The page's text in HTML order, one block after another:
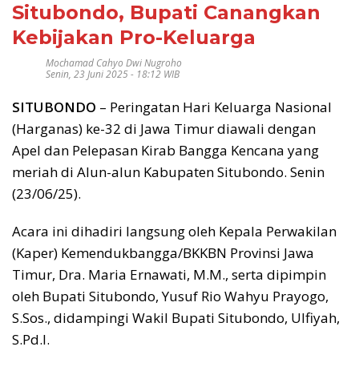
Situbondo, Bupati Canangkan
Kebijakan Pro-Keluarga
Mochamad Cahyo Dwi Nugroho
Senin, 23 Juni 2025 - 18:12 WIB
SITUBONDO – Peringatan Hari Keluarga Nasional
(Harganas) ke-32 di Jawa Timur diawali dengan
Apel dan Pelepasan Kirab Bangga Kencana yang
meriah di Alun-alun Kabupaten Situbondo. Senin
(23/06/25).
Acara ini dihadiri langsung oleh Kepala Perwakilan
(Kaper) Kemendukbangga/BKKBN Provinsi Jawa
Timur, Dra. Maria Ernawati, M.M., serta dipimpin
oleh Bupati Situbondo, Yusuf Rio Wahyu Prayogo,
S.Sos., didampingi Wakil Bupati Situbondo, Ulfiyah,
S.Pd.I.